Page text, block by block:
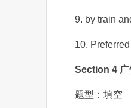
9. by train
10.
Section 4 广
题型：填空